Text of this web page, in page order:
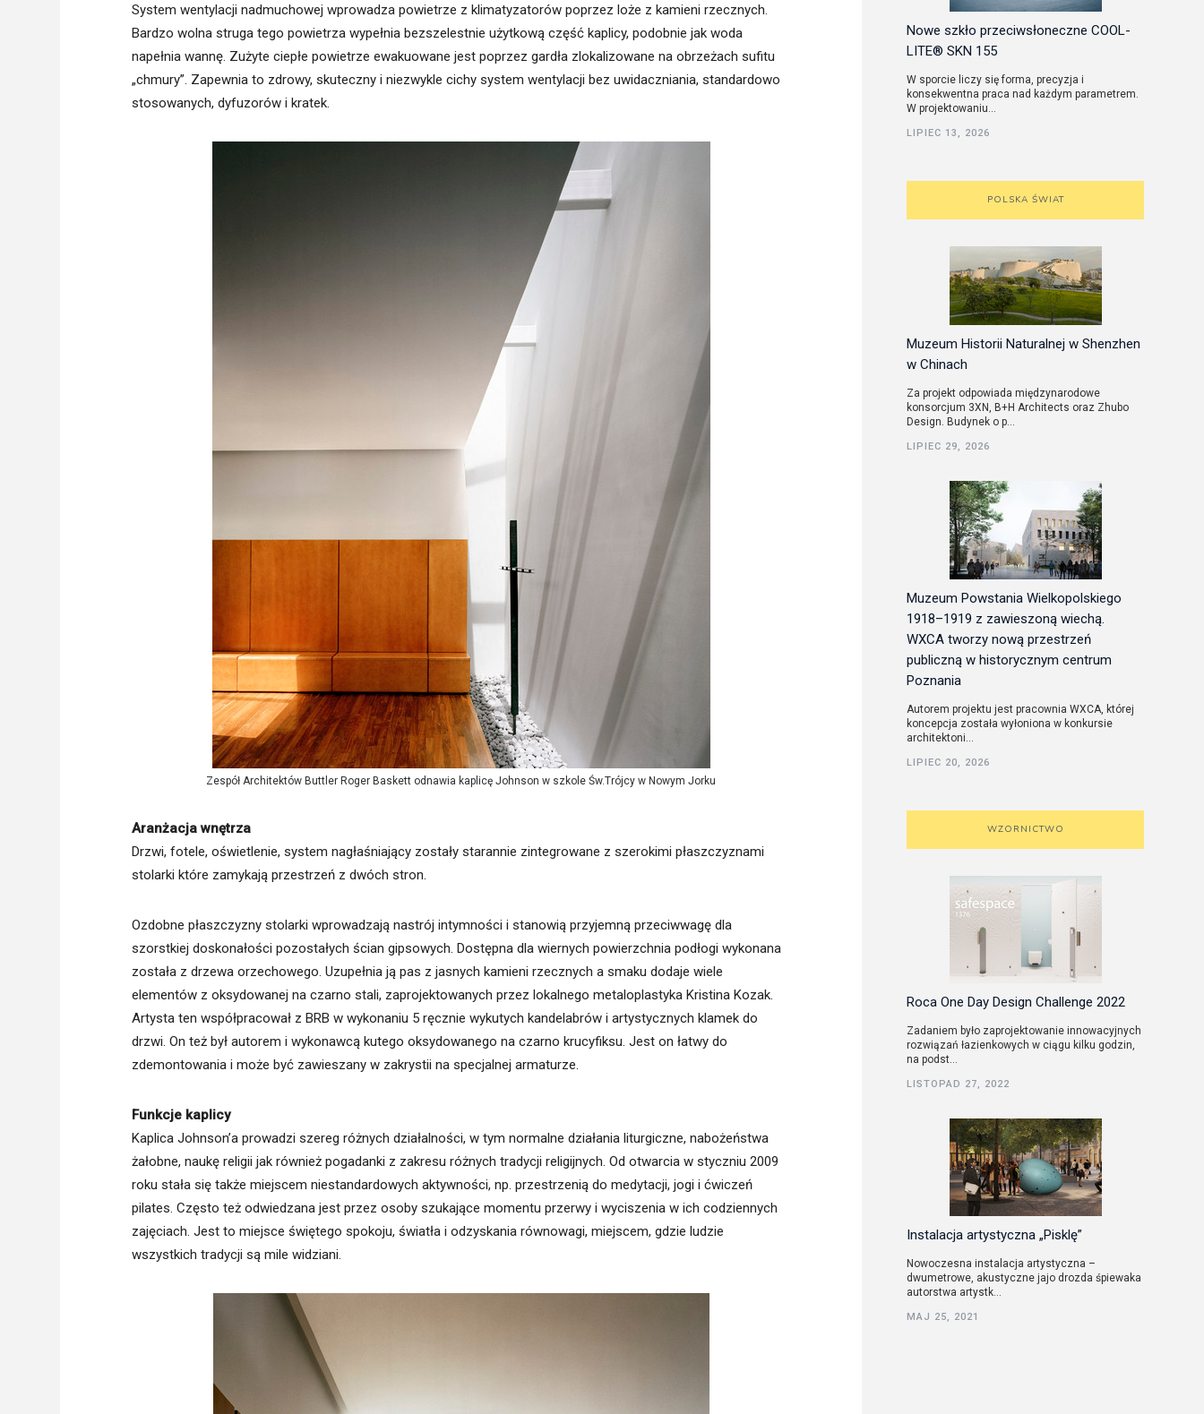
System wentylacji nadmuchowej wprowadza powietrze z klimatyzatorów poprzez loże z kamieni rzecznych.
Bardzo wolna struga tego powietrza wypełnia bezszelestnie użytkową część kaplicy, podobnie jak woda
napełnia wannę. Zużyte ciepłe powietrze ewakuowane jest poprzez gardła zlokalizowane na obrzeżach sufitu
„chmury”. Zapewnia to zdrowy, skuteczny i niezwykle cichy system wentylacji bez uwidaczniania, standardowo
stosowanych, dyfuzorów i kratek.
Zespół Architektów Buttler Roger Baskett odnawia kaplicę Johnson w szkole Św.Trójcy w Nowym Jorku
Aranżacja wnętrza
Drzwi, fotele, oświetlenie, system nagłaśniający zostały starannie zintegrowane z szerokimi płaszczyznami
stolarki które zamykają przestrzeń z dwóch stron.
Ozdobne płaszczyzny stolarki wprowadzają nastrój intymności i stanowią przyjemną przeciwwagę dla
szorstkiej doskonałości pozostałych ścian gipsowych. Dostępna dla wiernych powierzchnia podłogi wykonana
została z drzewa orzechowego. Uzupełnia ją pas z jasnych kamieni rzecznych a smaku dodaje wiele
elementów z oksydowanej na czarno stali, zaprojektowanych przez lokalnego metaloplastyka Kristina Kozak.
Artysta ten współpracował z BRB w wykonaniu 5 ręcznie wykutych kandelabrów i artystycznych klamek do
drzwi. On też był autorem i wykonawcą kutego oksydowanego na czarno krucyfiksu. Jest on łatwy do
zdemontowania i może być zawieszany w zakrystii na specjalnej armaturze.
Funkcje kaplicy
Kaplica Johnson’a prowadzi szereg różnych działalności, w tym normalne działania liturgiczne, nabożeństwa
żałobne, naukę religii jak również pogadanki z zakresu różnych tradycji religijnych. Od otwarcia w styczniu 2009
roku stała się także miejscem niestandardowych aktywności, np. przestrzenią do medytacji, jogi i ćwiczeń
pilates. Często też odwiedzana jest przez osoby szukające momentu przerwy i wyciszenia w ich codziennych
zajęciach. Jest to miejsce świętego spokoju, światła i odzyskania równowagi, miejscem, gdzie ludzie
wszystkich tradycji są mile widziani.
Nowe szkło przeciwsłoneczne COOL-
LITE® SKN 155
W sporcie liczy się forma, precyzja i
konsekwentna praca nad każdym parametrem.
W projektowaniu...
LIPIEC 13, 2026
POLSKA ŚWIAT
Muzeum Historii Naturalnej w Shenzhen
w Chinach
Za projekt odpowiada międzynarodowe
konsorcjum 3XN, B+H Architects oraz Zhubo
Design. Budynek o p...
LIPIEC 29, 2026
Muzeum Powstania Wielkopolskiego
1918–1919 z zawieszoną wiechą.
WXCA tworzy nową przestrzeń
publiczną w historycznym centrum
Poznania
Autorem projektu jest pracownia WXCA, której
koncepcja została wyłoniona w konkursie
architektoni...
LIPIEC 20, 2026
WZORNICTWO
Roca One Day Design Challenge 2022
Zadaniem było zaprojektowanie innowacyjnych
rozwiązań łazienkowych w ciągu kilku godzin,
na podst...
LISTOPAD 27, 2022
Instalacja artystyczna „Pisklę”
Nowoczesna instalacja artystyczna –
dwumetrowe, akustyczne jajo drozda śpiewaka
autorstwa artystk...
MAJ 25, 2021